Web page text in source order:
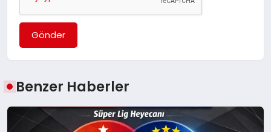
Gönder
Benzer Haberler